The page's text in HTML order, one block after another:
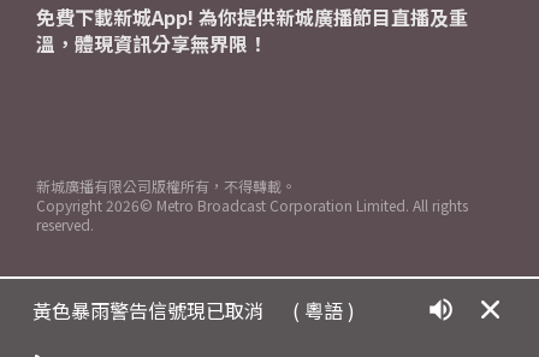
黃色暴雨警告信號現已取消 ( 粵語 )
免費下載新城App! 為你提供新城廣播節目直播及重
溫，體現資訊分享無界限！
新城廣播有限公司版權所有，不得轉載。
Copyright 2026© Metro Broadcast Corporation Limited. All rights
reserved.